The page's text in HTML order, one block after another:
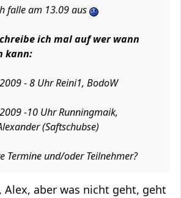
falle am 13.09 aus
ich mal auf wer wann
kann:
- 8 Uhr Reini1, BodoW
-10 Uhr Runningmaik,
(Saftschubse)
Termine und/oder Teilnehmer?
Alex, aber was nicht geht, geht